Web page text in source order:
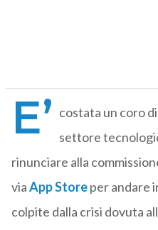
E’ costata un coro
settore
rinunciare alla
viaApp Storeper andare
colpite dalla crisi dovuta